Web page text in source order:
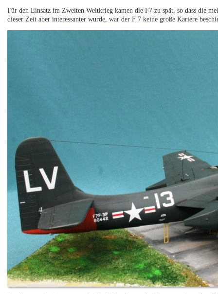
Für den Einsatz im Zweiten Weltkrieg kamen die F7 zu spät, so dass die
dieser Zeit aber interessanter wurde, war der F 7 keine große Kariere